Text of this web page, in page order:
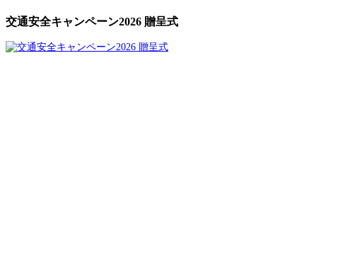
交通安全キャンペーン2026 贈呈式